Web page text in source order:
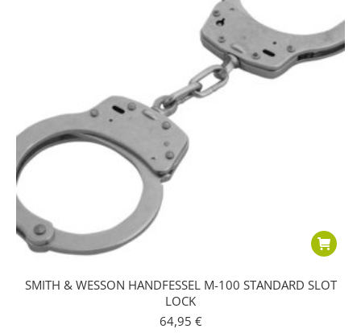
SMITH & WESSON HANDFESSEL M-100 STANDARD SLOT
LOCK
64,95 €